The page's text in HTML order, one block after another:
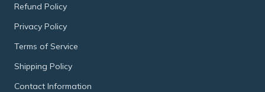
Refund Policy
Privacy Policy
Terms of Service
Shipping Policy
Contact Information